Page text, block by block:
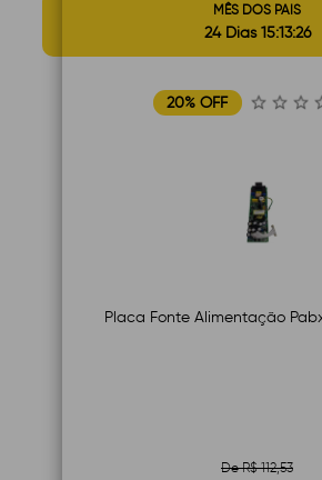
MÊS DOS PAIS
24 Dias 15:13:25
20% OFF
Placa Fonte Alimentação
De R$ 112,53